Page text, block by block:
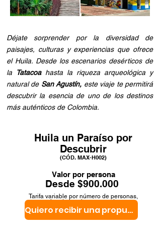
Déjate sorprender por la diversidad de
paisajes, culturas y experiencias que ofrece
el Huila. Desde los escenarios desérticos de
la
Tatacoa hasta la riqueza arqueológica y
natural de San Agustín, este viaje te permitirá
descubrir la esencia de uno de los destinos
más auténticos de Colombia.
Huila un Paraíso por
Descubrir
(CÓD. MAX-H002)
Valor por persona
Desde $900.000
Tarifa variable por número de personas,
tipo de hotel y temporada
Quiero recibir una propuesta